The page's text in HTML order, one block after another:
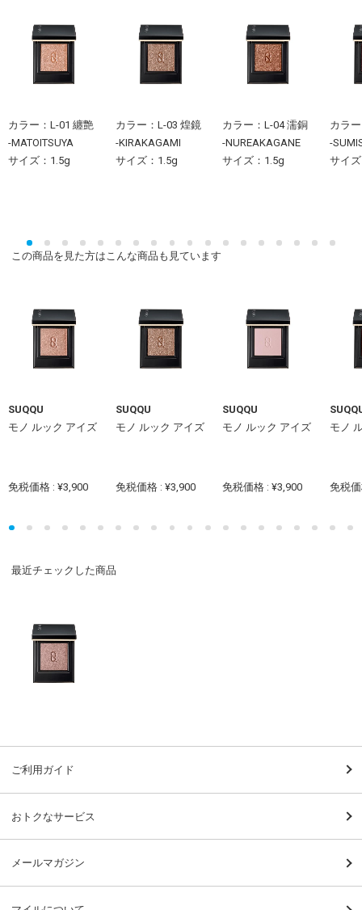
カラー：L-01 纏艶
-MATOITSUYA
サイズ：1.5g
カラー：L-03 煌鏡
-KIRAKAGAMI
サイズ：1.5g
カラー：L-04 濡銅
-NUREAKAGANE
サイズ：1.5g
カラ
-
サイ
この商品を見た方はこんな商品も見ています
SUQQU
モノ ルック アイズ
免税価格 : ¥3,900
SUQQU
モノ ルック アイズ
免税価格 : ¥3,900
SUQQU
モノ ルック アイズ
免税価格 : ¥3,900
モノ
免税
最近チェックした商品
ご利用ガイド
おトクなサービス
メールマガジン